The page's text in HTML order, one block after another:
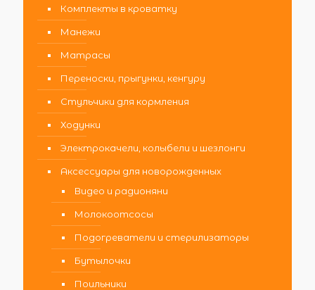
Комплекты в кроватку
Манежи
Матрасы
Переноски, прыгунки, кенгуру
Стульчики для кормления
Ходунки
Электрокачели, колыбели и шезлонги
Аксессуары для новорожденных
Видео и радионяни
Молокоотсосы
Подогреватели и стерилизаторы
Бутылочки
Поильники